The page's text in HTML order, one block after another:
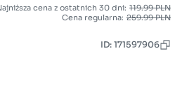
cena z ostatnich 30 dni: 119.99 PLN
Cena regularna: 259.99 PLN
ID: 171597906